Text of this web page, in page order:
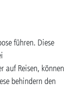
führen. Diese
auf Reisen, können
behindern den